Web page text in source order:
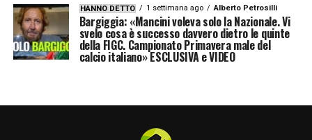
HANNO DETTO 1 settimana ago Alberto Petrosilli
Bargiggia: «Mancini voleva solo la Nazionale. Vi
svelo cosa è successo davvero dietro le quinte
della FIGC. Campionato Primavera male del
calcio italiano» ESCLUSIVA e VIDEO